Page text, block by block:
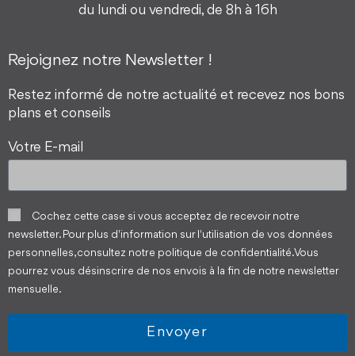
Rejoignez notre Newsletter !
Restez informé de notre actualité et recevez nos bons
plans et conseils
Votre E-mail
Cochez cette case si vous acceptez de recevoir notre
newsletter. Pour plus d'information sur l'utilisation de vos données
personnelles, consultez notre politique de confidentialité. Vous
pourrez vous désinscrire de nos envois à la fin de notre newsletter
mensuelle.
Envoyer
du lundi ou vendredi, de 8h à 16h